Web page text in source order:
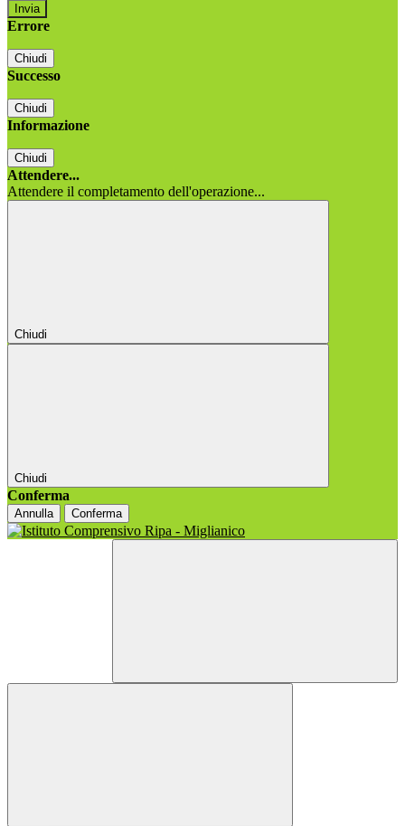
Errore
Chiudi
Successo
Chiudi
Informazione
Chiudi
Attendere...
Attendere il completamento dell'operazione...
Chiudi
Chiudi
Conferma
Annulla Conferma